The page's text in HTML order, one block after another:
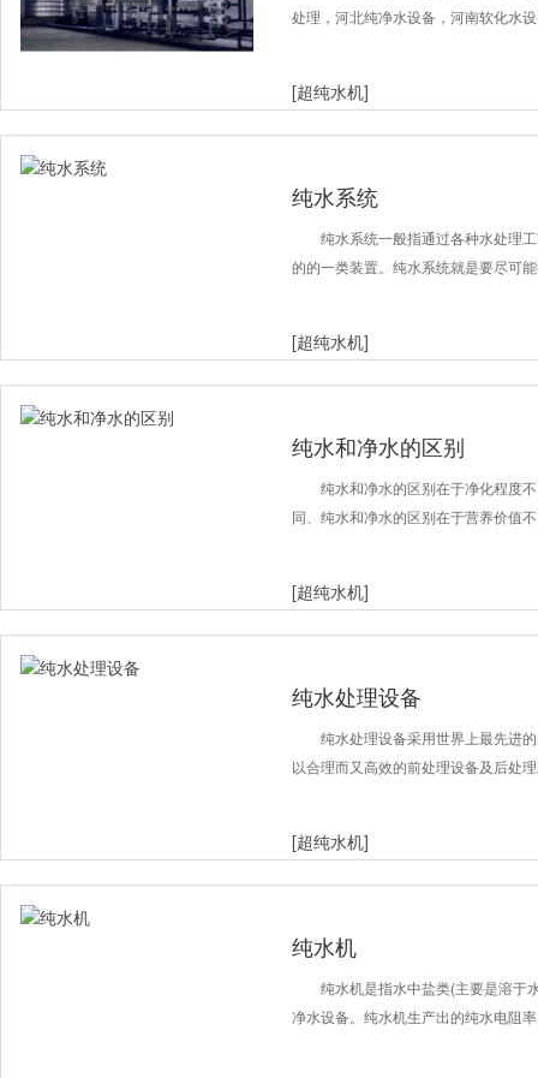
处理，河北纯净水设备，河南软化水
[超纯水机]
纯水系统
纯水系统一般指通过各种水处理
的的一类装置。纯水系统就是要尽可
[超纯水机]
纯水和净水的区别
纯水和净水的区别在于净化程度
同、纯水和净水的区别在于营养价值
[超纯水机]
纯水处理设备
纯水处理设备采用世界上最先进
以合理而又高效的前处理设备及后处
[超纯水机]
纯水机
纯水机是指水中盐类(主要是溶于
净水设备。纯水机生产出的纯水电阻